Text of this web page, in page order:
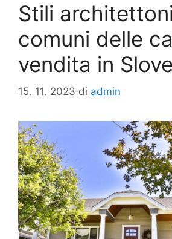
Stili
comuni delle
vendita in
15. 11. 2023 di admin